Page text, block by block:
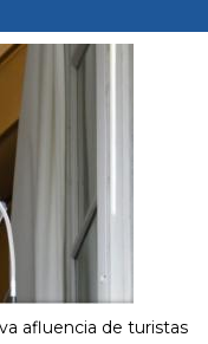
afluencia de turistas